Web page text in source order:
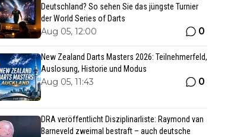
Deutschland? So sehen Sie das jüngste Turnier
der World Series of Darts
Aug 05, 12:00 0
New Zealand Darts Masters 2026: Teilnehmerfeld,
Auslosung, Historie und Modus
Aug 05, 11:43 0
DRA veröffentlicht Disziplinarliste: Raymond van
Barneveld zweimal bestraft – auch deutsche